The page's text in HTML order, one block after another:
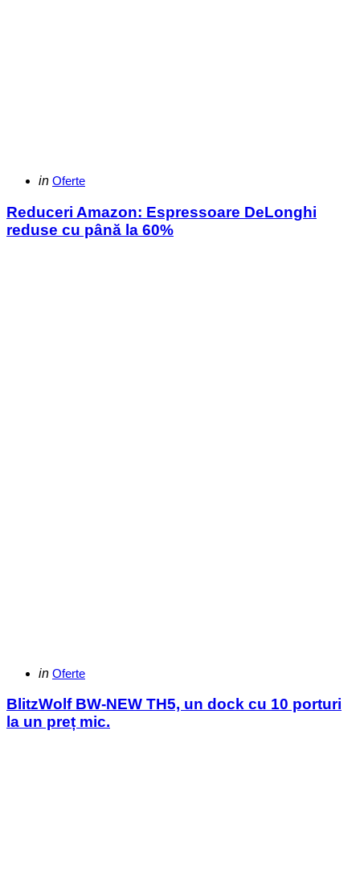
Categories
Posted
in Oferte
Reduceri Amazon: Espressoare DeLonghi
reduse cu până la 60%
Categories
Posted
in Oferte
BlitzWolf BW-NEW TH5, un dock cu 10 porturi
la un preț mic.